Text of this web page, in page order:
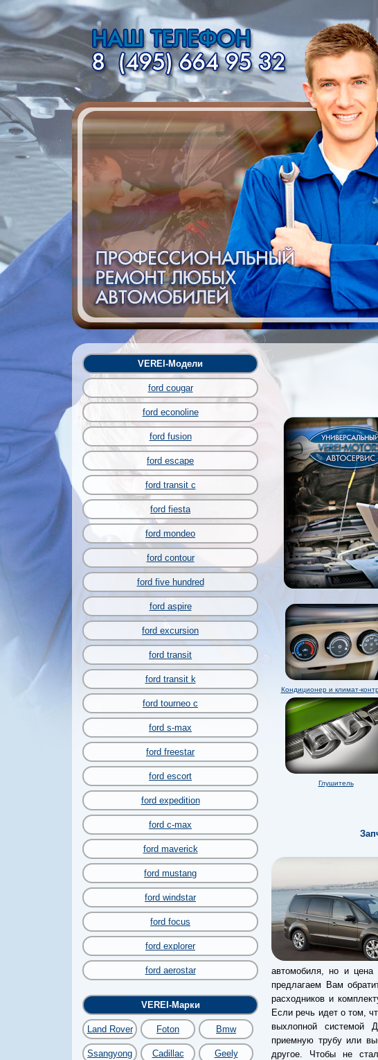
VEREI-Модели
ford cougar
ford econoline
ford fusion
ford escape
ford transit c
ford fiesta
ford mondeo
ford contour
ford five hundred
ford aspire
ford excursion
ford transit
ford transit k
ford tourneo c
ford s-max
ford freestar
ford escort
ford expedition
ford c-max
ford maverick
ford mustang
ford windstar
ford focus
ford explorer
ford aerostar
VEREI-Марки
Land Rover Foton Bmw
Ssangyong Cadillac Geely
Кондиционер и климат-
Глушитель
автомобиля, но и
предлагаем Вам
расходников и
Если речь идет о том,
выхлопной системой
приемную трубу или
другое. Чтобы не